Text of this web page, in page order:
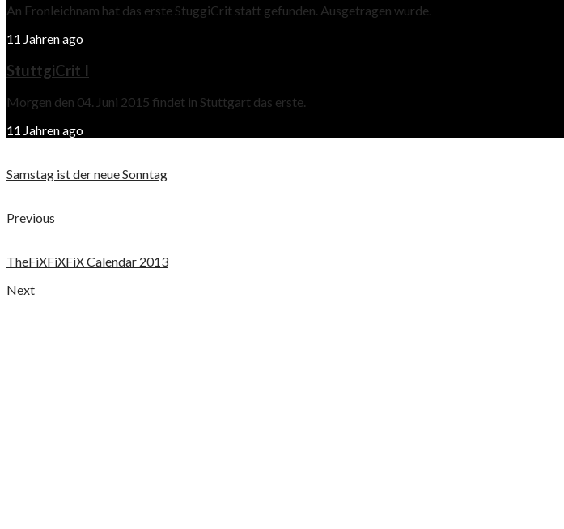
An Fronleichnam hat das erste StuggiCrit statt gefunden. Ausgetragen wurde.
11 Jahren ago
StuttgiCrit I
Morgen den 04. Juni 2015 findet in Stuttgart das erste.
11 Jahren ago
Samstag ist der neue Sonntag
Previous
TheFiXFiXFiX Calendar 2013
Next